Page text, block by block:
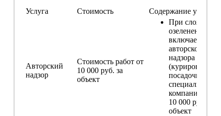
Услуга Стоимость Содержание услуги
Авторский
надзор
Стоимость работ от
10 000 руб. за
объект
При сложном
озеленении
включаем
авторского
надзора
(курирование
посадочных
специалистом
компании) —
10 000 руб. за
объект